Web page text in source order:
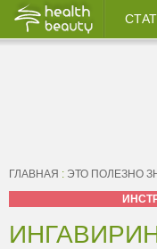
ГЛАВНАЯ : ЭТО ПОЛЕЗНО